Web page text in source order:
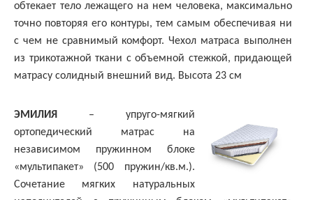
обтекает тело лежащего на нем человека, максимально
точно повторяя его контуры, тем самым обеспечивая ни
с чем не сравнимый комфорт. Чехол матраса выполнен
из трикотажной ткани с объемной стежкой, придающей
матрасу солидный внешний вид. Высота 23 см
ЭМИЛИЯ – упруго-мягкий
ортопедический матрас на
независимом пружинном блоке
«мультипакет» (500 пружин/кв.м.).
Сочетание мягких натуральных